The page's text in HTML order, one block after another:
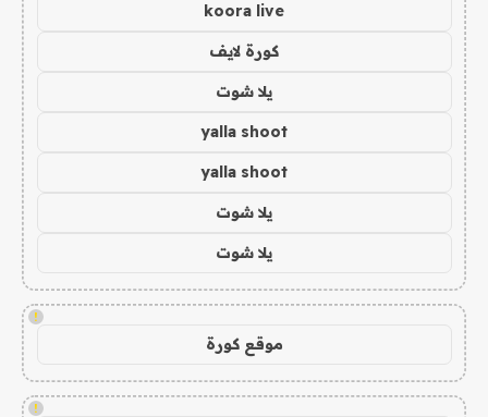
koora live
كورة لايف
يلا شوت
yalla shoot
yalla shoot
يلا شوت
يلا شوت
!
موقع كورة
!